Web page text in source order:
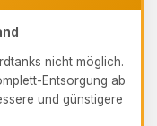
nicht möglich.
Entsorgung ab
und günstigere